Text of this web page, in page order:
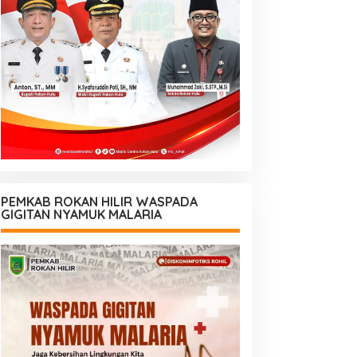
PEMKAB ROKAN HILIR WASPADA
GIGITAN NYAMUK MALARIA